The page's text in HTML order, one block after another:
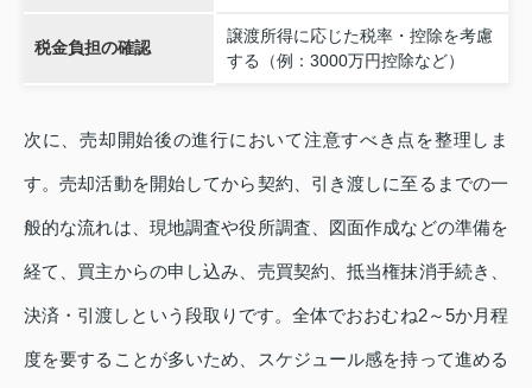
税金負担の確認
譲渡所得に応じた税率・控除を考慮
する（例：3000万円控除など）
次に、売却開始後の進行において注意すべき点を整理しま
す。売却活動を開始してから契約、引き渡しに至るまでの一
般的な流れは、現地調査や役所調査、図面作成などの準備を
経て、買主からの申し込み、売買契約、抵当権抹消手続き、
決済・引渡しという段取りです。全体でおおむね2～5か月程
度を要することが多いため、スケジュール感を持って進める